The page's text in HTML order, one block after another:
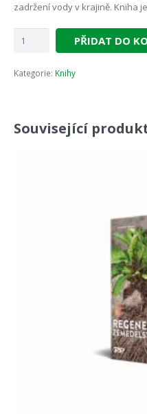
zadržení vody v krajině. Kniha
bohatství
PŘIDAT DO
Kategorie: Knihy
Související